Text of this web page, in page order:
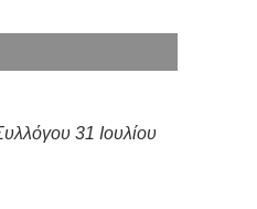
31 Ιουλίου